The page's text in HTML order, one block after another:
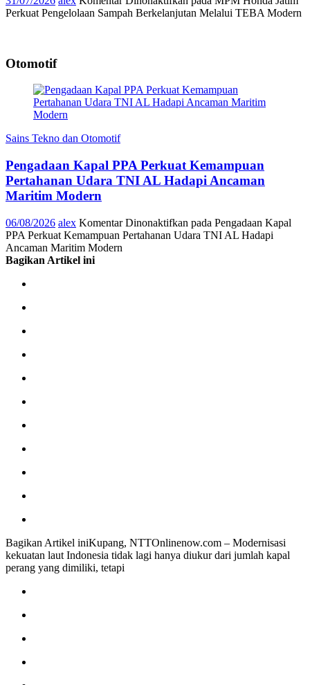
Perkuat Pengelolaan Sampah Berkelanjutan Melalui TEBA Modern
Otomotif
Sains Tekno dan Otomotif
Pengadaan Kapal PPA Perkuat Kemampuan
Pertahanan Udara TNI AL Hadapi Ancaman
Maritim Modern
06/08/2026 alex Komentar Dinonaktifkan pada Pengadaan Kapal
PPA Perkuat Kemampuan Pertahanan Udara TNI AL Hadapi
Ancaman Maritim Modern
Bagikan Artikel ini
Bagikan Artikel iniKupang, NTTOnlinenow.com – Modernisasi
kekuatan laut Indonesia tidak lagi hanya diukur dari jumlah kapal
perang yang dimiliki, tetapi